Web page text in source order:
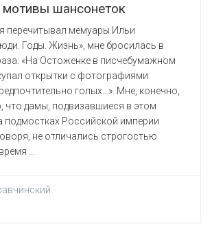
шансонеток
перечитывал мемуары Ильи
Годы. Жизнь», мне бросилась в
«На Остоженке в писчебумажном
открытки с фотографиями
голых…». Мне, конечно,
что дамы, подвизавшиеся в этом
подмостках Российской империи
не отличались строгостью
...